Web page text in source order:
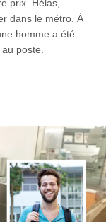
prix. Hélas,
dans le métro. À
homme a été
poste.